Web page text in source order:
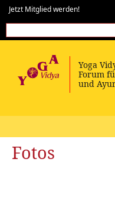
Jetzt Mitglied werden!
Fotos